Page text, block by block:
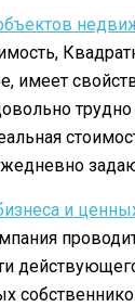
имеет
и